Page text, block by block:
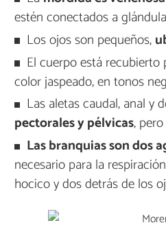
estén conectados a
Los ojos son pequeños,
El cuerpo está recubierto
color jaspeado, en tonos
Las aletas caudal, anal y
pectorales y pélvicas,
Las branquias son dos
necesario para la
hocico y dos detrás de los